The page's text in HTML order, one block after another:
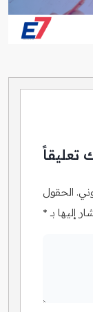
تعليقاً
الحقول
إليها بـ *